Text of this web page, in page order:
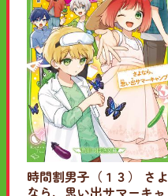
時間割男子（１３） さよ